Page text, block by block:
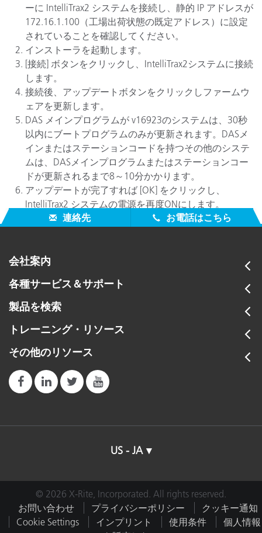
ーに IntelliTrax2 システムを接続し、静的 IP アドレスが
172.16.1.100（工場出荷状態の既定アドレス）に設定
されていることを確認してください。
インストーラを起動します。
[接続] ボタンをクリックし、IntelliTrax2システムに接続
します。
接続後、アップデートボタンをクリックしファームウ
ェアを更新します。
DAS メインプログラムが v16923のシステムは、30秒
以内にブートプログラムのみが更新されます。DASメ
インまたはステーションコードを持つその他のシステ
ムは、DASメインプログラムまたはステーションコー
ドが更新されるまで8～10分かかります。
アップデートが完了すれば [OK] をクリックし、
IntelliTrax2 システムの電源を再度ONにします。
連絡先
お電話はこちら
会社案内
各種サービス＆サポート
製品を検索
トレーニング・リソース
その他のリソース
US - JA
© 2026 X-Rite, Incorporated. All rights reserved.
お問い合わせ
プライバシーポリシー
クッキー通知
Cookie Settings
インプリント 使用条件
個人情報